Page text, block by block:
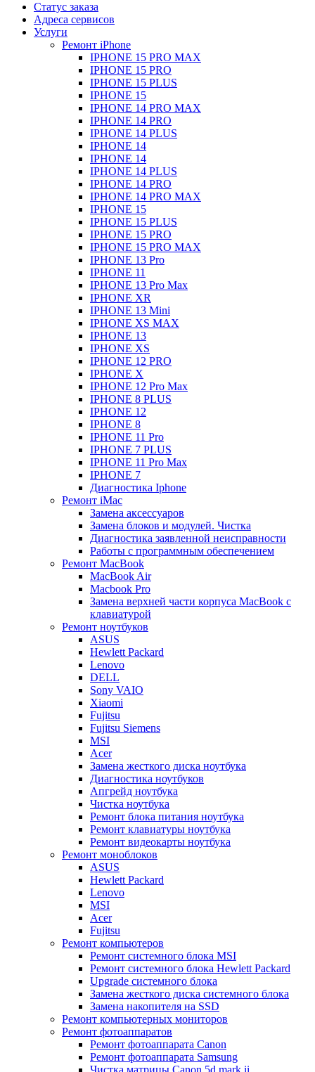
Статус заказа
Адреса сервисов
Услуги
Ремонт iPhone
IPHONE 15 PRO MAX
IPHONE 15 PRO
IPHONE 15 PLUS
IPHONE 15
IPHONE 14 PRO MAX
IPHONE 14 PRO
IPHONE 14 PLUS
IPHONE 14
IPHONE 14
IPHONE 14 PLUS
IPHONE 14 PRO
IPHONE 14 PRO MAX
IPHONE 15
IPHONE 15 PLUS
IPHONE 15 PRO
IPHONE 15 PRO MAX
IPHONE 13 Pro
IPHONE 11
IPHONE 13 Pro Max
IPHONE XR
IPHONE 13 Mini
IPHONE XS MAX
IPHONE 13
IPHONE XS
IPHONE 12 PRO
IPHONE X
IPHONE 12 Pro Max
IPHONE 8 PLUS
IPHONE 12
IPHONE 8
IPHONE 11 Pro
IPHONE 7 PLUS
IPHONE 11 Pro Max
IPHONE 7
Диагностика Iphone
Ремонт iMac
Замена аксессуаров
Замена блоков и модулей. Чистка
Диагностика заявленной неисправности
Работы с программным обеспечением
Ремонт MacBook
MacBook Air
Macbook Pro
Замена верхней части корпуса MacBook с
клавиатурой
Ремонт ноутбуков
ASUS
Hewlett Packard
Lenovo
DELL
Sony VAIO
Xiaomi
Fujitsu
Fujitsu Siemens
MSI
Acer
Замена жесткого диска ноутбука
Диагностика ноутбуков
Апгрейд ноутбука
Чистка ноутбука
Ремонт блока питания ноутбука
Ремонт клавиатуры ноутбука
Ремонт видеокарты ноутбука
Ремонт моноблоков
ASUS
Hewlett Packard
Lenovo
MSI
Acer
Fujitsu
Ремонт компьютеров
Ремонт системного блока MSI
Ремонт системного блока Hewlett Packard
Upgrade системного блока
Замена жесткого диска системного блока
Замена накопителя на SSD
Ремонт компьютерных мониторов
Ремонт фотоаппаратов
Ремонт фотоаппарата Canon
Ремонт фотоаппарата Samsung
Чистка матрицы Canon 5d mark ii